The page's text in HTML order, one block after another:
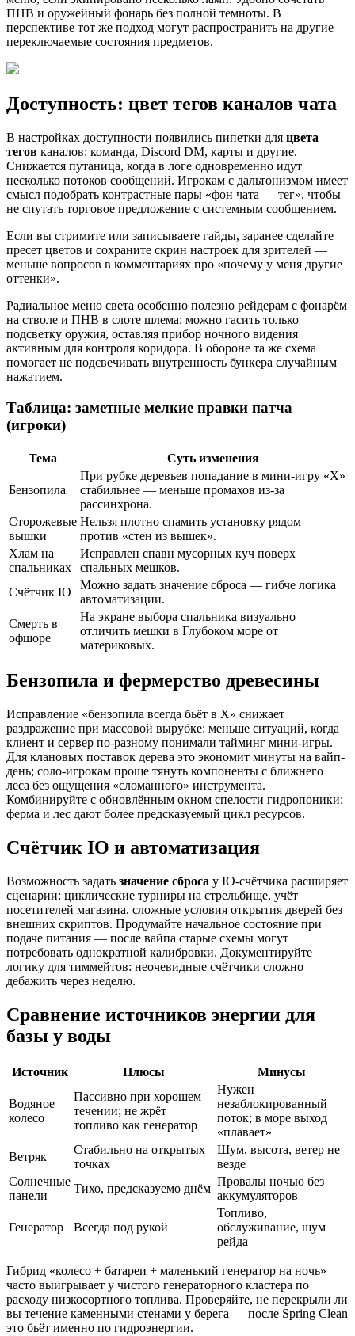
ПНВ и оружейный фонарь без полной темноты. В
перспективе тот же подход могут распространить на другие
переключаемые состояния предметов.
Доступность: цвет тегов каналов чата
В настройках доступности появились пипетки для цвета
тегов каналов: команда, Discord DM, карты и другие.
Снижается путаница, когда в логе одновременно идут
несколько потоков сообщений. Игрокам с дальтонизмом имеет
смысл подобрать контрастные пары «фон чата — тег», чтобы
не спутать торговое предложение с системным сообщением.
Если вы стримите или записываете гайды, заранее сделайте
пресет цветов и сохраните скрин настроек для зрителей —
меньше вопросов в комментариях про «почему у меня другие
оттенки».
Радиальное меню света особенно полезно рейдерам с фонарём
на стволе и ПНВ в слоте шлема: можно гасить только
подсветку оружия, оставляя прибор ночного видения
активным для контроля коридора. В обороне та же схема
помогает не подсвечивать внутренность бункера случайным
нажатием.
Таблица: заметные мелкие правки патча
(игроки)
Тема Суть изменения
Бензопила
При рубке деревьев попадание в мини-игру «X»
стабильнее — меньше промахов из-за
рассинхрона.
Сторожевые
вышки
Нельзя плотно спамить установку рядом —
против «стен из вышек».
Хлам на
спальниках
Исправлен спавн мусорных куч поверх
спальных мешков.
Счётчик IO
Можно задать значение сброса — гибче логика
автоматизации.
Смерть в
офшоре
На экране выбора спальника визуально
отличить мешки в Глубоком море от
материковых.
Бензопила и фермерство древесины
Исправление «бензопила всегда бьёт в X» снижает
раздражение при массовой вырубке: меньше ситуаций, когда
клиент и сервер по-разному понимали тайминг мини-игры.
Для клановых поставок дерева это экономит минуты на вайп-
день; соло-игрокам проще тянуть компоненты с ближнего
леса без ощущения «сломанного» инструмента.
Комбинируйте с обновлённым окном спелости гидропоники:
ферма и лес дают более предсказуемый цикл ресурсов.
Счётчик IO и автоматизация
Возможность задать значение сброса у IO-счётчика расширяет
сценарии: циклические турниры на стрельбище, учёт
посетителей магазина, сложные условия открытия дверей без
внешних скриптов. Продумайте начальное состояние при
подаче питания — после вайпа старые схемы могут
потребовать однократной калибровки. Документируйте
логику для тиммейтов: неочевидные счётчики сложно
дебажить через неделю.
Сравнение источников энергии для
базы у воды
Источник Плюсы Минусы
Водяное
колесо
Пассивно при хорошем
течении; не жрёт
топливо как генератор
Нужен
незаблокированный
поток; в море выход
«плавает»
Ветряк
Стабильно на открытых
точках
Шум, высота, ветер не
везде
Солнечные
панели
Тихо, предсказуемо днём
Провалы ночью без
аккумуляторов
Генератор Всегда под рукой
Топливо,
обслуживание, шум
рейда
Гибрид «колесо + батареи + маленький генератор на ночь»
часто выигрывает у чистого генераторного кластера по
расходу низкосортного топлива. Проверяйте, не перекрыли ли
вы течение каменными стенами у берега — после Spring Clean
это бьёт именно по гидроэнергии.